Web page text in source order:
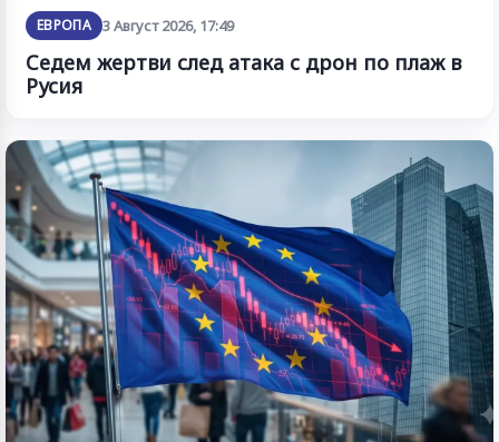
ЕВРОПА 3 Август 2026, 17:49
Седем жертви след атака с дрон по плаж в
Русия